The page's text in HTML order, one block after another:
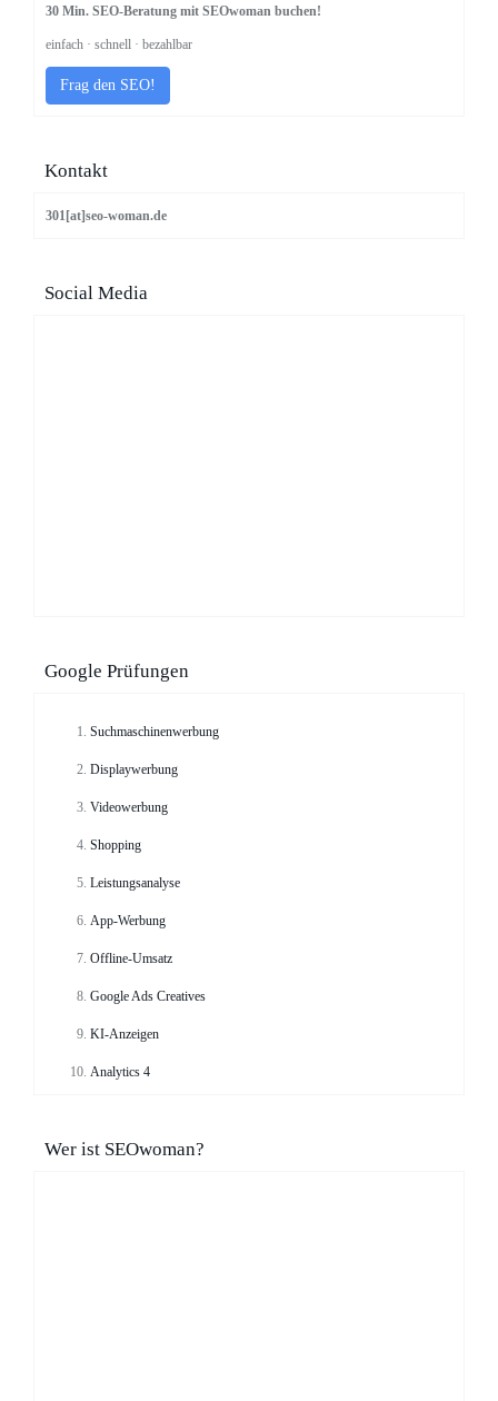
30 Min. SEO-Beratung mit SEOwoman buchen!
einfach · schnell · bezahlbar
Frag den SEO!
Kontakt
301[at]seo-woman.de
Social Media
Google Prüfungen
Suchmaschinenwerbung
Displaywerbung
Videowerbung
Shopping
Leistungsanalyse
App-Werbung
Offline-Umsatz
Google Ads Creatives
KI-Anzeigen
Analytics 4
Wer ist SEOwoman?